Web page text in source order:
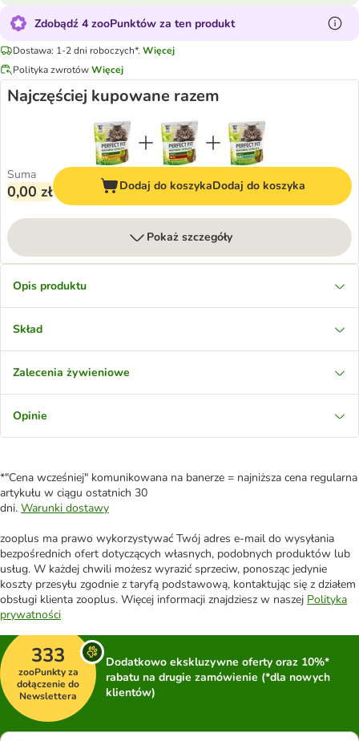
Zdobądź 4 zooPunktów za ten produkt
Dostawa: 1-2 dni roboczych*. Więcej
Polityka zwrotówWięcej
Najczęściej kupowane razem
Suma
0,00 zł Dodaj do koszykaDodaj do koszyka
Pokaż szczegóły
Opis produktu
Skład
Zalecenia żywieniowe
Opinie
*"Cena wcześniej" komunikowana na banerze = najniższa cena regularna
artykułu w ciągu ostatnich 30
dni. Warunki dostawy
zooplus ma prawo wykorzystywać Twój adres e-mail do wysyłania
bezpośrednich ofert dotyczących własnych, podobnych produktów lub
usług. W każdej chwili możesz wyrazić sprzeciw, ponosząc jedynie
koszty przesyłu zgodnie z taryfą podstawową, kontaktując się z działem
obsługi klienta zooplus. Więcej informacji znajdziesz w naszej Polityka
prywatności
333
zooPunkty za
dołączenie do
Newslettera
Dodatkowo ekskluzywne oferty oraz 10%*
rabatu na drugie zamówienie (*dla nowych
klientów)